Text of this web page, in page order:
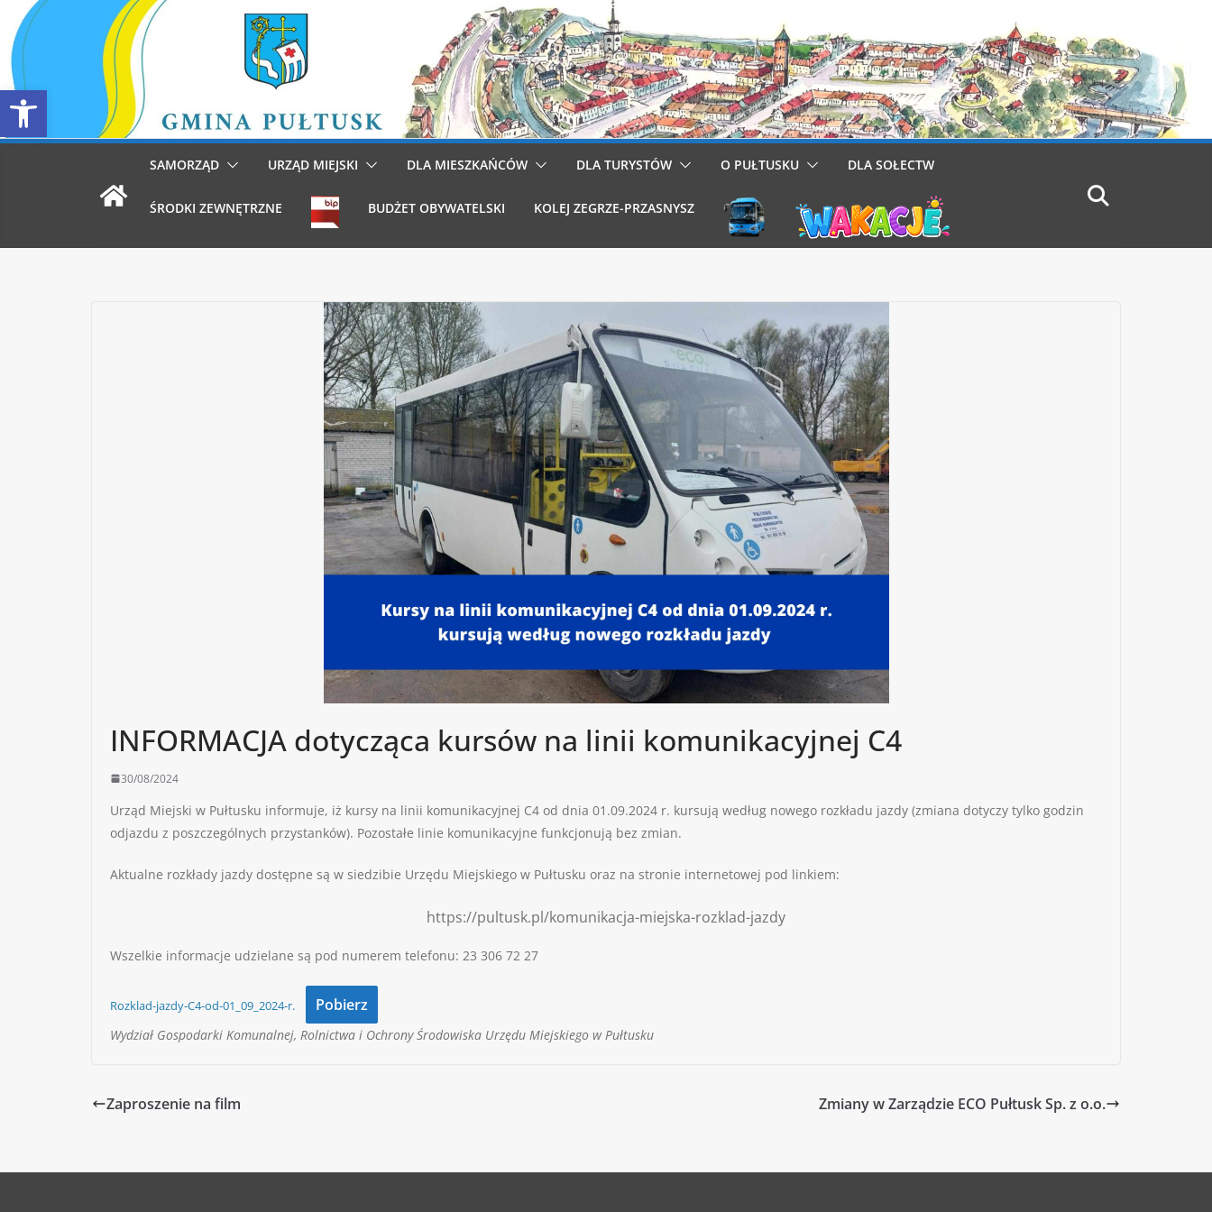
Otwórz pasek narzędzi
Przejdź
do
treści
SAMORZĄD URZĄD MIEJSKI DLA MIESZKAŃCÓW DLA TURYSTÓW O PUŁTUSKU DLA SOŁECTW
ŚRODKI ZEWNĘTRZNE BUDŻET OBYWATELSKI KOLEJ ZEGRZE-PRZASNYSZ
INFORMACJA dotycząca kursów na linii komunikacyjnej C4
30/08/2024
Urząd Miejski w Pułtusku informuje, iż kursy na linii komunikacyjnej C4 od dnia 01.09.2024 r. kursują według nowego rozkładu jazdy (zmiana dotyczy tylko godzin
odjazdu z poszczególnych przystanków). Pozostałe linie komunikacyjne funkcjonują bez zmian.
Aktualne rozkłady jazdy dostępne są w siedzibie Urzędu Miejskiego w Pułtusku oraz na stronie internetowej pod linkiem:
https://pultusk.pl/komunikacja-miejska-rozklad-jazdy
Wszelkie informacje udzielane są pod numerem telefonu: 23 306 72 27
Rozklad-jazdy-C4-od-01_09_2024-r. Pobierz
Wydział Gospodarki Komunalnej, Rolnictwa i Ochrony Środowiska Urzędu Miejskiego w Pułtusku
Zaproszenie na film Zmiany w Zarządzie ECO Pułtusk Sp. z o.o.